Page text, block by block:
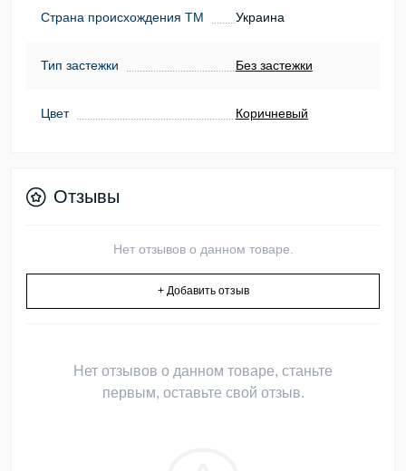
Страна происхождения ТМ Украина
Тип застежки Без застежки
Цвет Коричневый
Отзывы
Нет отзывов о данном товаре.
+ Добавить отзыв
Нет отзывов о данном товаре, станьте
первым, оставьте свой отзыв.